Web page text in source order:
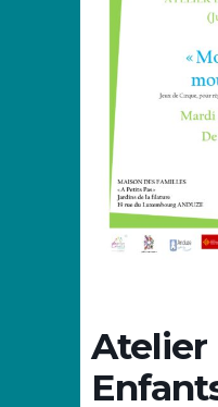
Atelier